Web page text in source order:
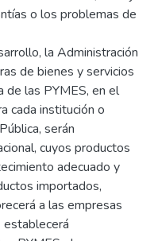
o los problemas de
la Administración
de bienes y servicios
de las PYMES, en el
cada institución o
serán
cuyos productos
adecuado y
importados,
a las empresas
establecerá